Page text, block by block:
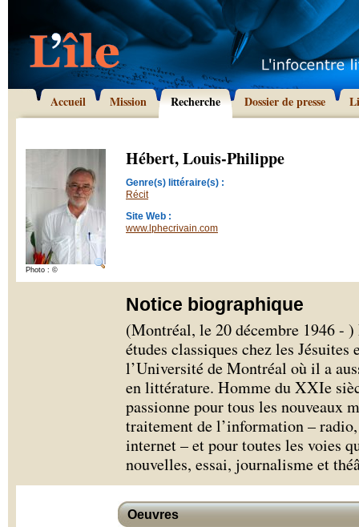
Accueil Mission Recherche Dossier de presse
Photo : ©
Hébert, Louis-Philippe
Genre(s) littéraire(s) :
Récit
Site Web :
www.lphecrivain.com
Notice biographique
(Montréal, le 20 décembre 1946 -
études classiques chez les
l’Université de Montréal où il a
en littérature. Homme du XXIe
passionne pour tous les nouveaux
traitement de l’information –
internet – et pour toutes les voies
nouvelles, essai, journalisme et
Oeuvres